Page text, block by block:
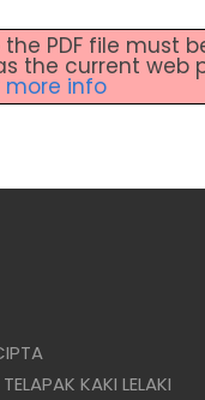
the PDF file must
the current web
more info
KAKI LELAKI